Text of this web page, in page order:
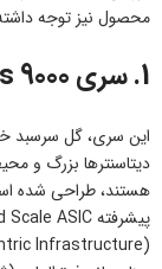
محصول نیز توجه
1. سری Cisco Nexus 9000:
دیتاسنترها بزرگ و